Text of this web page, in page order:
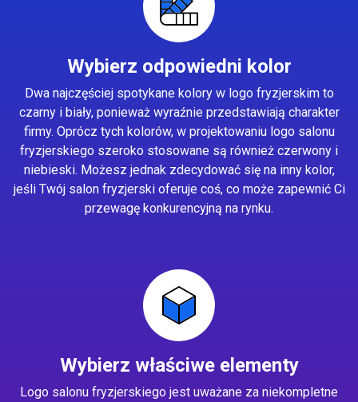
Wybierz odpowiedni kolor
Dwa najczęściej spotykane kolory w logo fryzjerskim to
czarny i biały, ponieważ wyraźnie przedstawiają charakter
firmy. Oprócz tych kolorów, w projektowaniu logo salonu
fryzjerskiego szeroko stosowane są również czerwony i
niebieski. Możesz jednak zdecydować się na inny kolor,
jeśli Twój salon fryzjerski oferuje coś, co może zapewnić Ci
przewagę konkurencyjną na rynku.
Wybierz właściwe elementy
Logo salonu fryzjerskiego jest uważane za niekompletne